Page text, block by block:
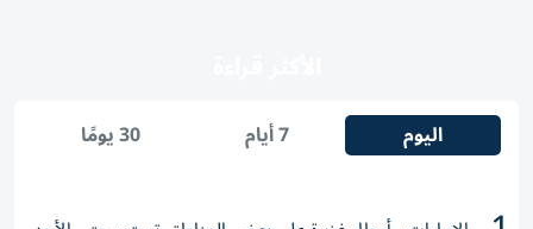
اليوم 7 أيام 30 يومًا